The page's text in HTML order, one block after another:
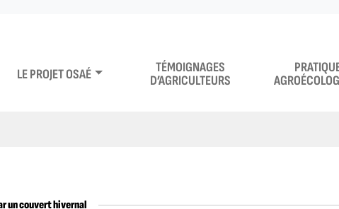
LE PROJET OSAÉ
TÉMOIGNAGES
D’AGRICULTEURS
un couvert hivernal